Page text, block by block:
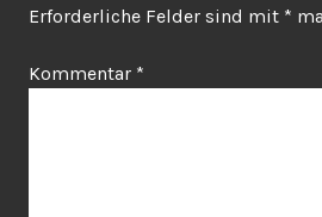
Erforderliche Felder sind mit *
Kommentar *